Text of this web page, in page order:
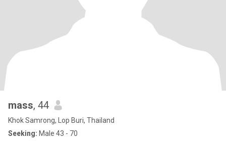
mass, 44
Khok Samrong, Lop Buri, Thailand
Seeking: Male 43 - 70